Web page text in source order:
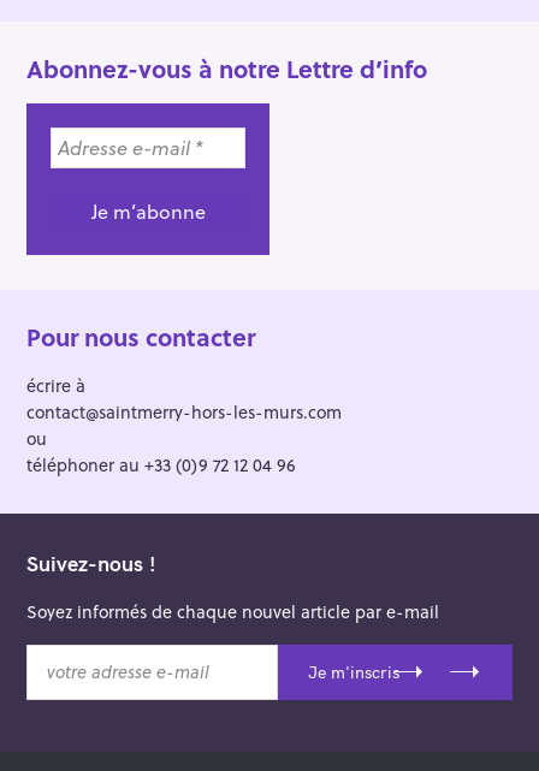
Abonnez-vous à notre Lettre d’info
Pour nous contacter
écrire à
contact@saintmerry-hors-les-murs.com
ou
téléphoner au +33 (0)9 72 12 04 96
Suivez-nous !
Soyez informés de chaque nouvel article par e-mail
t
Je m'inscris